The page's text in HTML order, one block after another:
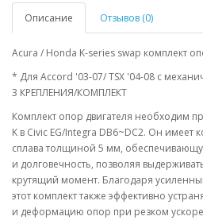
Описание Отзывов (0)
Acura / Honda K-series swap комплект
* Для Accord '03-07/ TSX '04-08 с
3 КРЕПЛЕНИЯ/КОМПЛЕКТ
Комплект опор двигателя необходим
K в Civic EG/Integra DB6~DC2. Он имеет
сплава толщиной 5 мм,
и долговечность, позволяя
крутящий момент. Благодаря
этот комплект также эффективно
и деформацию опор при резком